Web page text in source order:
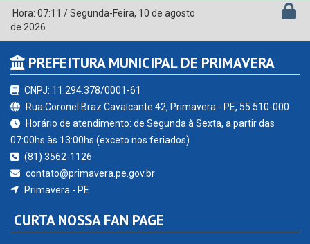
Hora: 07:11 /Segunda-Feira, 10 de agosto
de 2026
PREFEITURA MUNICIPAL DE PRIMAVERA
CNPJ: 11.294.378/0001-61
Rua Coronel Braz Cavalcante 42, Primavera - PE, 55.510-000
Horário de atendimento: de Segunda à Sexta, a partir das
07:00hs às 13:00hs (exceto nos feriados)
(81) 3562-1126
contato@primavera.pe.gov.br
Primavera - PE
CURTA NOSSA FAN PAGE